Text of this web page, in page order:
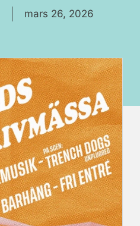
mars 26, 2026